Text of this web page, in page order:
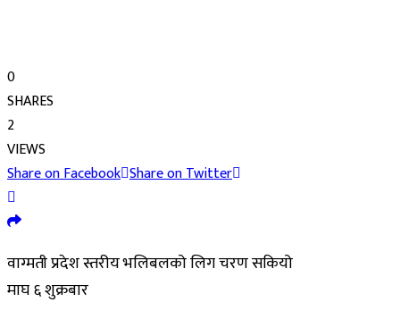
0
SHARES
2
VIEWS
Share on Facebook Share on Twitter
वाग्मती प्रदेश स्तरीय भलिबलको लिग चरण सकियो
माघ ६ शुक्रबार